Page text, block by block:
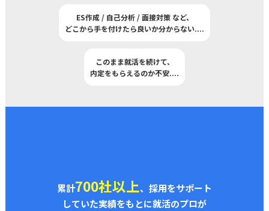
ES作成 / 自己分析 / 面接対策 など、
どこから手を付けたら良いか分からない....
このまま就活を続けて、
内定をもらえるのか不安....
累計700社以上、採用をサポート
していた実績をもとに就活のプロが